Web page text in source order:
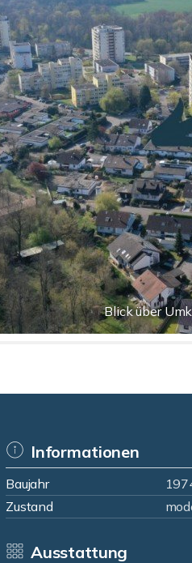
Blick über
Informationen
Baujahr
Zustand
Ausstattung